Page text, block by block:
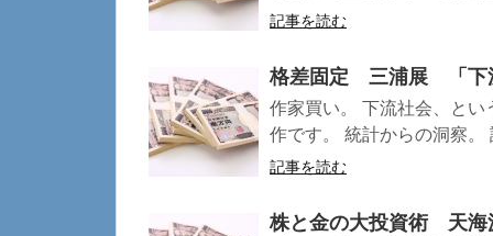
記事を読む
格差固定 三浦展 「下
作家買い。 下流社会、と
作です。 統計からの洞察。
記事を読む
株と金の大投資術 天海